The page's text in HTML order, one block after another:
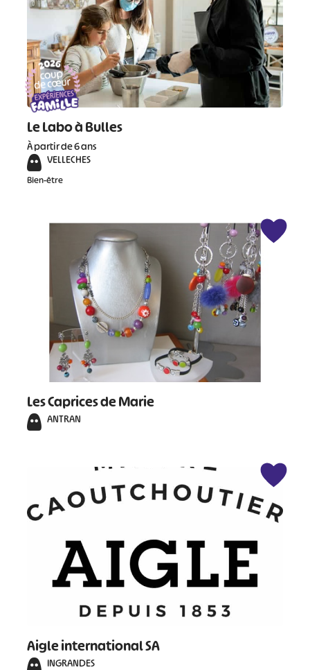
Le Labo à Bulles
À partir de 6 ans
VELLECHES
Bien-être
Les Caprices de Marie
ANTRAN
Aigle international SA
INGRANDES
# # #